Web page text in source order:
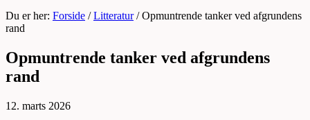
Du er her: Forside / Litteratur /Opmuntrende tanker ved afgrundens
rand
Opmuntrende tanker ved afgrundens
rand
12. marts 2026